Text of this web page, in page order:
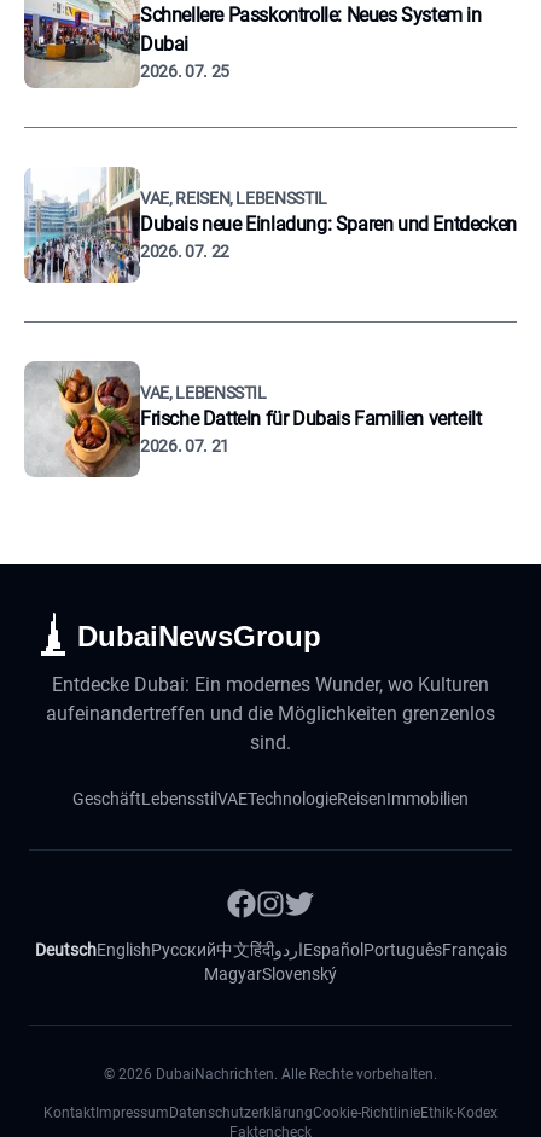
Schnellere Passkontrolle: Neues System in
Dubai
2026. 07. 25
VAE, REISEN, LEBENSSTIL
Dubais neue Einladung: Sparen und Entdecken
2026. 07. 22
VAE, LEBENSSTIL
Frische Datteln für Dubais Familien verteilt
2026. 07. 21
DubaiNewsGroup
Entdecke Dubai: Ein modernes Wunder, wo Kulturen
aufeinandertreffen und die Möglichkeiten grenzenlos
sind.
GeschäftLebensstilVAETechnologieReisenImmobilien
DeutschEnglishРусский中文हिंदीاردوEspañol PortuguêsFrançais
MagyarSlovenský
© 2026 DubaiNachrichten. Alle Rechte vorbehalten.
Kontakt Impressum DatenschutzerklärungCookie-RichtlinieEthik-Kodex
Faktencheck